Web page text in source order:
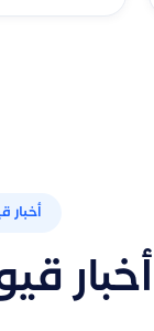
أخبار
أخبار